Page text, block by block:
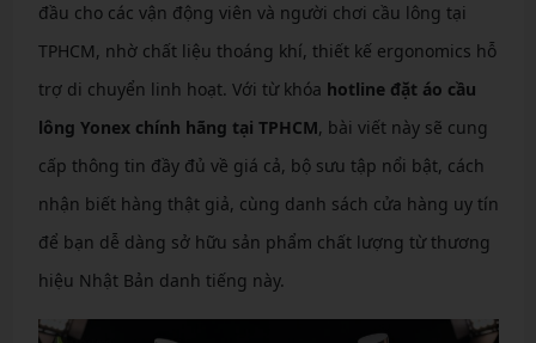
đầu cho các vận động viên và người chơi cầu lông tại
TPHCM, nhờ chất liệu thoáng khí, thiết kế ergonomics hỗ
trợ di chuyển linh hoạt. Với từ khóa hotline đặt áo cầu
lông Yonex chính hãng tại TPHCM, bài viết này sẽ cung
cấp thông tin đầy đủ về giá cả, bộ sưu tập nổi bật, cách
nhận biết hàng thật giả, cùng danh sách cửa hàng uy tín
để bạn dễ dàng sở hữu sản phẩm chất lượng từ thương
hiệu Nhật Bản danh tiếng này.